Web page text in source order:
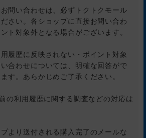
問い合わせは、必ずトクトクモール
さい。各ショップに直接お問い合わ
ト対象外となる場合がございます。
履歴に反映されない・ポイント対象
合わせについては、明確な回答がで
す。あらかじめご了承ください。
の利用履歴に関する調査などの対応は
より送付される購入完了のメールな